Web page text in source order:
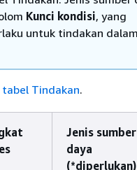
Kunci kondisi, yang
untuk tindakan dalam
tabel Tindakan.
Jenis sumber
daya
(*diperlukan)